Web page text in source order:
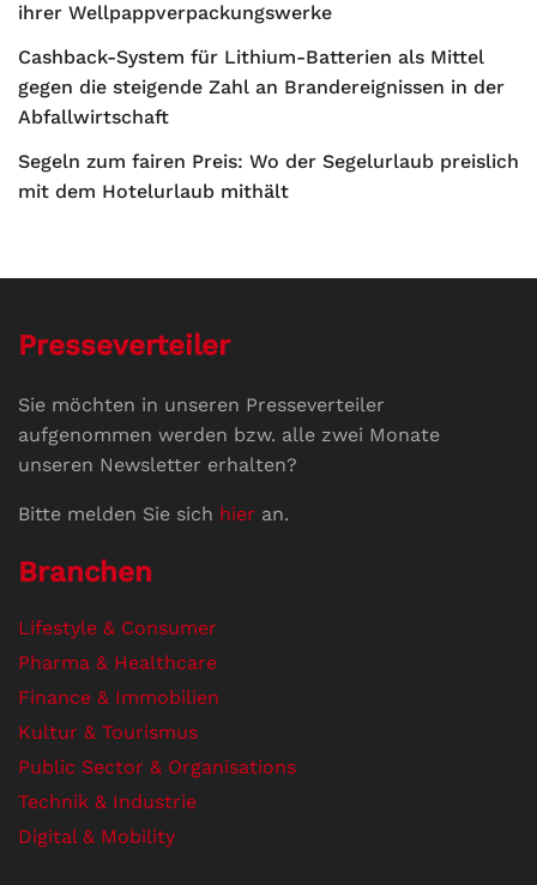
ihrer Wellpappverpackungswerke
Cashback-System für Lithium-Batterien als Mittel
gegen die steigende Zahl an Brandereignissen in der
Abfallwirtschaft
Segeln zum fairen Preis: Wo der Segelurlaub preislich
mit dem Hotelurlaub mithält
Presseverteiler
Sie möchten in unseren Presseverteiler
aufgenommen werden bzw. alle zwei Monate
unseren Newsletter erhalten?
Bitte melden Sie sich hier an.
Branchen
Lifestyle & Consumer
Pharma & Healthcare
Finance & Immobilien
Kultur & Tourismus
Public Sector & Organisations
Technik & Industrie
Digital & Mobility